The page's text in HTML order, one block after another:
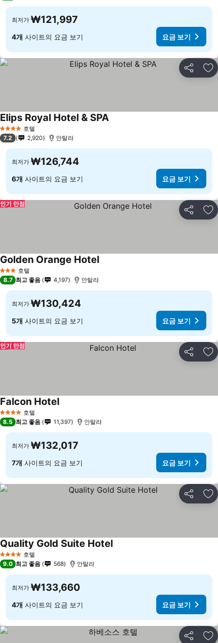
최저가 ₩121,997
4개 사이트의 요금 보기 요금 보기
공유 즐
4 성급 호텔
Elips Royal Hotel & SPA
7.2 2,920 안탈랴
최저가 ₩126,744
6개 사이트의 요금 보기 요금 보기
공유 즐
인기 만점
3 성급 호텔
Golden Orange Hotel
8.7 최고 좋음 4,197 안탈랴
최저가 ₩130,424
5개 사이트의 요금 보기 요금 보기
공유 즐
인기 만점
4 성급 호텔
Falcon Hotel
8.5 최고 좋음 11,397 안탈랴
최저가 ₩132,017
7개 사이트의 요금 보기 요금 보기
공유 즐
4 성급 호텔
Quality Gold Suite Hotel
9.0 최고 좋음 568 안탈랴
최저가 ₩133,660
4개 사이트의 요금 보기 요금 보기
공유 즐